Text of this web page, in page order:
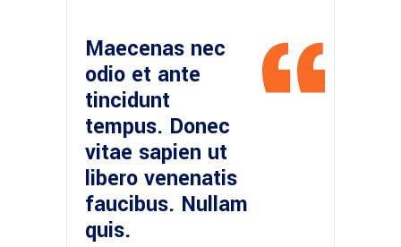
Maecenas nec
odio et ante
tincidunt
tempus. Donec
vitae sapien ut
libero venenatis
faucibus. Nullam
quis.